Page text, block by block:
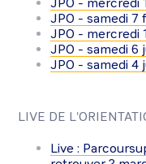
JPO - samedi 7
JPO - mercredi
JPO - samedi 6
JPO - samedi 4
LIVE DE
Live :